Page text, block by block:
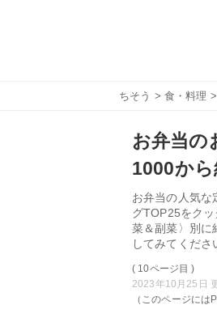
ちそう > 食・料理 >
お弁当の
1000から
お弁当の人気な
グTOP25をク
菜＆副菜〉別に
してみてくださ
( 10ページ目 )
2023年10月25日
（このページには